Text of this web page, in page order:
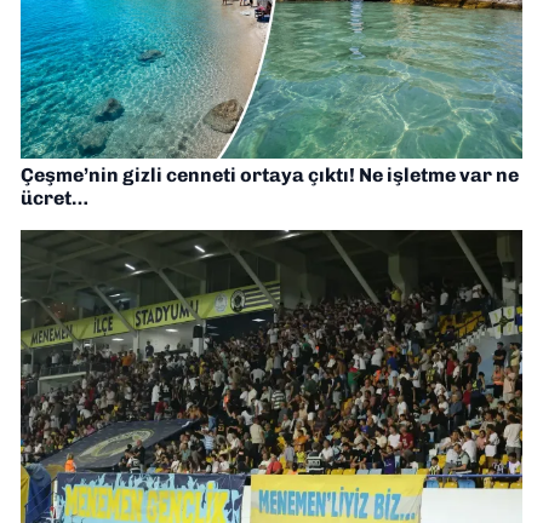
Çeşme’nin gizli cenneti ortaya çıktı! Ne işletme var ne
ücret…